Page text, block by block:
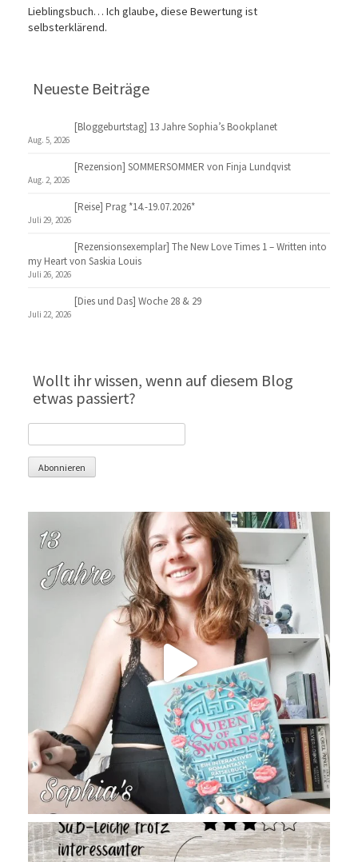
Lieblingsbuch… Ich glaube, diese Bewertung ist
selbsterklärend.
Neueste Beiträge
[Bloggeburtstag] 13 Jahre Sophia’s Bookplanet
Aug. 5, 2026
[Rezension] SOMMERSOMMER von Finja Lundqvist
Aug. 2, 2026
[Reise] Prag *14.-19.07.2026*
Juli 29, 2026
[Rezensionsexemplar] The New Love Times 1 – Written into
my Heart von Saskia Louis
Juli 26, 2026
[Dies und Das] Woche 28 & 29
Juli 22, 2026
Wollt ihr wissen, wenn auf diesem Blog
etwas passiert?